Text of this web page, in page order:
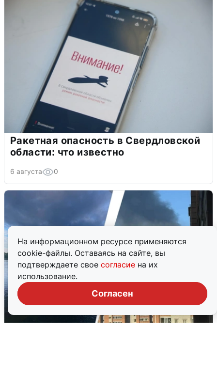
На информационном ресурсе применяются
cookie-файлы. Оставаясь на сайте, вы
подтверждаете свое согласие на их
использование.
Согласен
Ракетная опасность в Свердловской
области: что известно
6 августа 0